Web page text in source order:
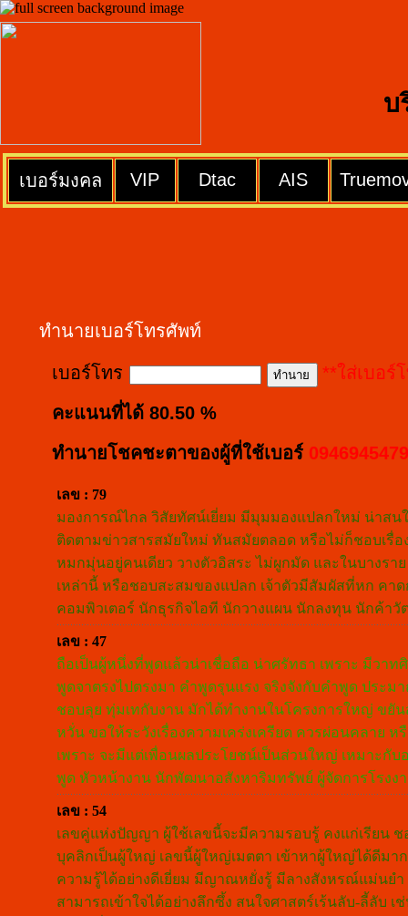
บ
เบอร์มงคล VIP Dtac AIS
ทำนายเบอร์โทรศัพท์
เบอร์โทร
**ใส่เบอร์
คะแนนที่ได้ 80.50 %
ทำนายโชคชะตาของผู้ที่ใช้เบอร์
เลข : 79
มองการณ์ไกล วิสัยทัศน์เยี่ยม มีมุมมองแปลกใหม่ น่าสนใ
ติดตามข่าวสารสมัยใหม่ ทันสมัยตลอด หรือไม่ก็ชอบเรื่
หมกมุ่นอยู่คนเดียว วางตัวอิสระ ไม่ผูกมัด และในบางร
เหล่านี้ หรือชอบสะสมของแปลก เจ้าตัวมีสัมผัสที่หก ค
คอมพิวเตอร์ นักธุรกิจไอที นักวางแผน นักลงทุน นักค้า
เลข : 47
ถือเป็นผู้หนึ่งที่พูดแล้วน่าเชื่อถือ น่าศรัทธา เพราะ มีวา
พูดจาตรงไปตรงมา คำพูดรุนแรง จริงจังกับคำพูด ประ
ชอบลุย ทุ่มเทกับงาน มักได้ทำงานในโครงการใหญ่ ขยั
หวั่น ขอให้ระวังเรื่องความเคร่งเครียด ควรผ่อนคลาย
เพราะ จะมีแต่เพื่อนผลประโยชน์เป็นส่วนใหญ่ เหมาะ
พูด หัวหน้างาน นักพัฒนาอสังหาริมทรัพย์ ผู้จัดการโรงง
เลข : 54
เลขคู่แห่งปัญญา ผู้ใช้เลขนี้จะมีความรอบรู้ คงแก่เรียน
บุคลิกเป็นผู้ใหญ่ เลขนี้ผู้ใหญ่เมตตา เข้าหาผู้ใหญ่ได้ดีมา
ความรู้ได้อย่างดีเยี่ยม มีญาณหยั่งรู้ มีลางสังหรณ์แม่นย
สามารถเข้าใจได้อย่างลึกซึ้ง สนใจศาสตร์เร้นลับ-ลี้ลับ